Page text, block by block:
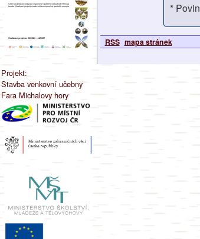
Projekt:
Stavba venkovní učebny
Fara Michalovy hory
*
RSS mapa stránek